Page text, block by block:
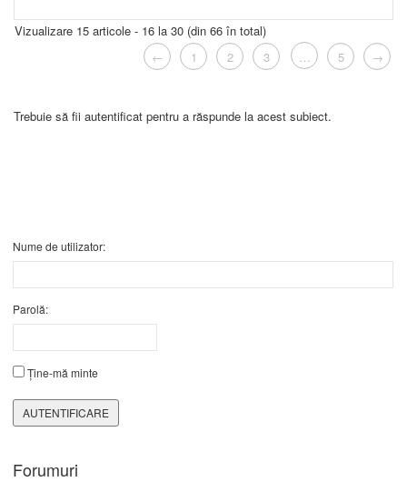
Vizualizare 15 articole - 16 la 30 (din 66 în total)
←
1 2 3 5 →
Trebuie să fii autentificat pentru a răspunde la acest subiect.
Nume de utilizator:
Parolă:
Ține-mă minte
AUTENTIFICARE
Forumuri